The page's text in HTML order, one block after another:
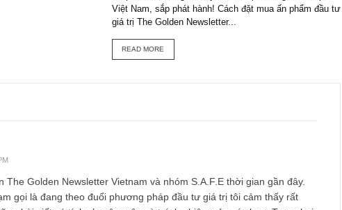
ISSUE EXCERPTS
Ấn phẩm Kỳ 78 (Bản cắt)